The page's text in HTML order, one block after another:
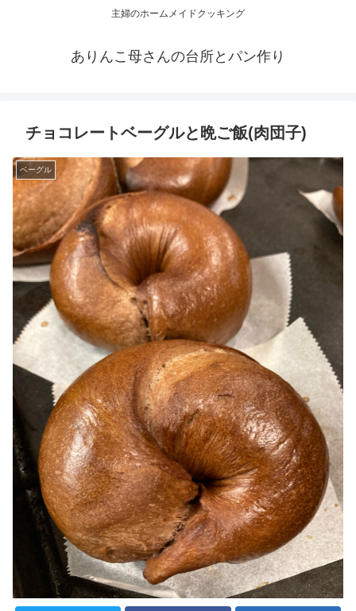
主婦のホームメイドクッキング
ありんこ母さんの台所とパン作り
チョコレートベーグルと晩ご飯(肉団子)
ベーグル